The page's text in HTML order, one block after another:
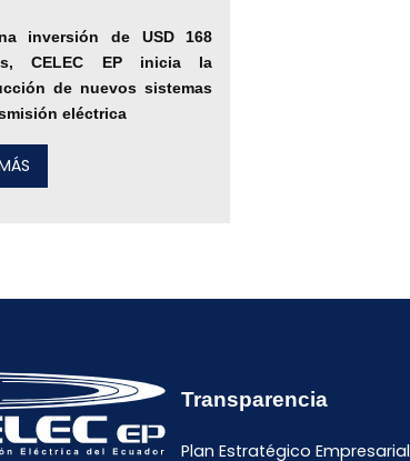
inversión de USD 168
CELEC EP inicia la
de nuevos sistemas
eléctrica
Transparencia
Plan Estratégico Empresarial